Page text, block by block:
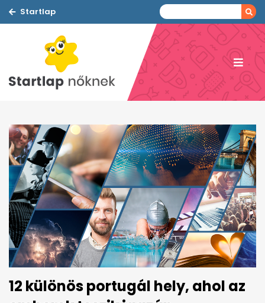
Startlap
12 különös portugál hely, ahol az